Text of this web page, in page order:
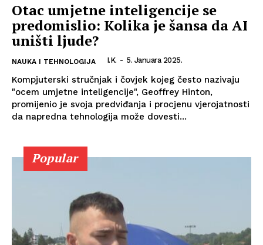
Otac umjetne inteligencije se
predomislio: Kolika je šansa da AI
uništi ljude?
NAUKA I TEHNOLOGIJA I.K. - 5. Januara 2025.
Kompjuterski stručnjak i čovjek kojeg često nazivaju
"ocem umjetne inteligencije", Geoffrey Hinton,
promijenio je svoja predviđanja i procjenu vjerojatnosti
da napredna tehnologija može dovesti...
Popular